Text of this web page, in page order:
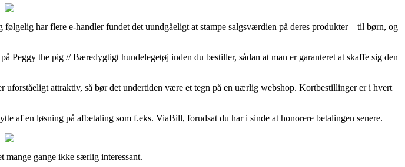
har flere e-handler fundet det uundgåeligt at stampe salgsværdien på deres produkter – til børn, og
the pig // Bæredygtigt hundelegetøj inden du bestiller, sådan at man er garanteret at skaffe sig den
attraktiv, så bør det undertiden være et tegn på en uærlig webshop. Kortbestillinger er i hvert
af en løsning på afbetaling som f.eks. ViaBill, forudsat du har i sinde at honorere betalingen senere.
mange gange ikke særlig interessant.